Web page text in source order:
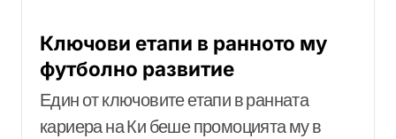
Ключови етапи в ранното му
футболно развитие
Един от ключовите етапи в ранната
кариера на Ки беше промоцията му в